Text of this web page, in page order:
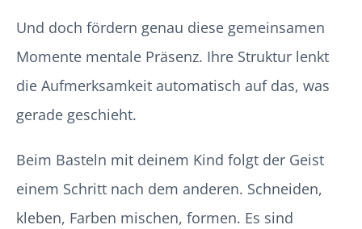
Und doch fördern genau diese gemeinsamen
Momente mentale Präsenz. Ihre Struktur lenkt
die Aufmerksamkeit automatisch auf das, was
gerade geschieht.
Beim Basteln mit deinem Kind folgt der Geist
einem Schritt nach dem anderen. Schneiden,
kleben, Farben mischen, formen. Es sind